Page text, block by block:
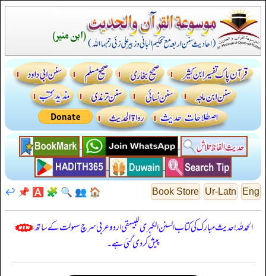
Eng
Ur-Latn
Book Store
🏠
👥
🔍
🧩
🅰️
📌
↩️
الحمدللہ! حدیث مبارک کی کتاب السنن الكبرى للبيهقي اردو عربی سرچ سہولت کے ساتھ
پیش کر دی گئی ہے۔